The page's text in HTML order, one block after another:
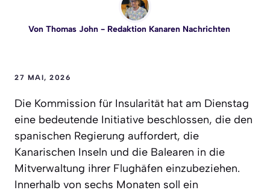
Von Thomas John- Redaktion Kanaren Nachrichten
27 MAI, 2026
Die Kommission für Insularität hat am Dienstag
eine bedeutende Initiative beschlossen, die den
spanischen Regierung auffordert, die
Kanarischen Inseln und die Balearen in die
Mitverwaltung ihrer Flughäfen einzubeziehen.
Innerhalb von sechs Monaten soll ein